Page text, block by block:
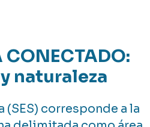
CONECTADO:
naturaleza
corresponde a la